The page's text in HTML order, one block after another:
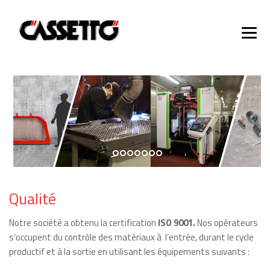
Qualité
Notre société a obtenu la certification ISO 9001.Nos opérateurs
s’occupent du contrôle des matériaux à l’entrée, durant le cycle
productif et à la sortie en utilisant les équipements suivants :